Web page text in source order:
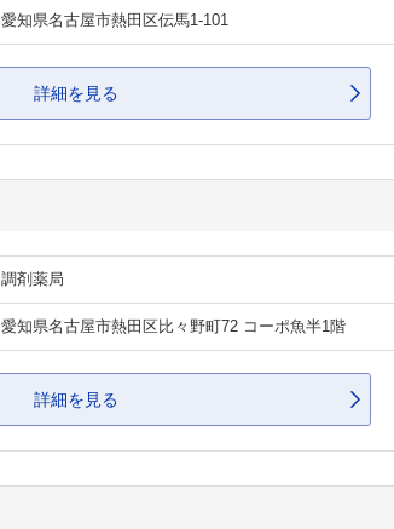
愛知県名古屋市熱田区伝馬1-101
詳細を見る
調剤薬局
愛知県名古屋市熱田区比々野町72 コーポ魚半1階
詳細を見る